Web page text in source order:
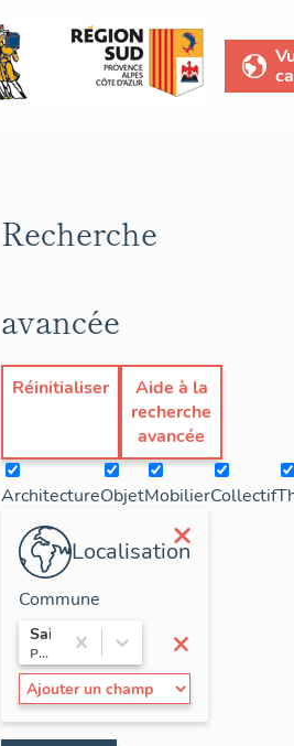
Recherche
avancée
Réinitialiser
Aide à la
recherche
avancée
ArchitectureObjetMobilierCollectif
×
Localisation
×
Commune
Sainte-Maxime
Provence-Alpes-Côte d'Azur / Var